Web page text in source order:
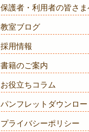
保護者・利用者の皆さま
教室ブログ
採用情報
書籍のご案内
お役立ちコラム
パンフレットダウンロー
プライバシーポリシー